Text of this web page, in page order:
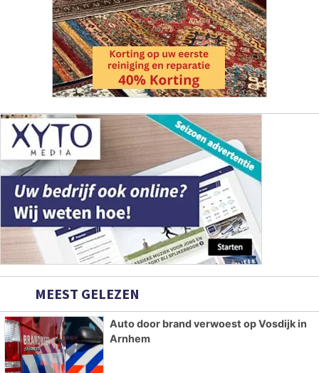
MEEST GELEZEN
Auto door brand verwoest op Vosdijk in
Arnhem